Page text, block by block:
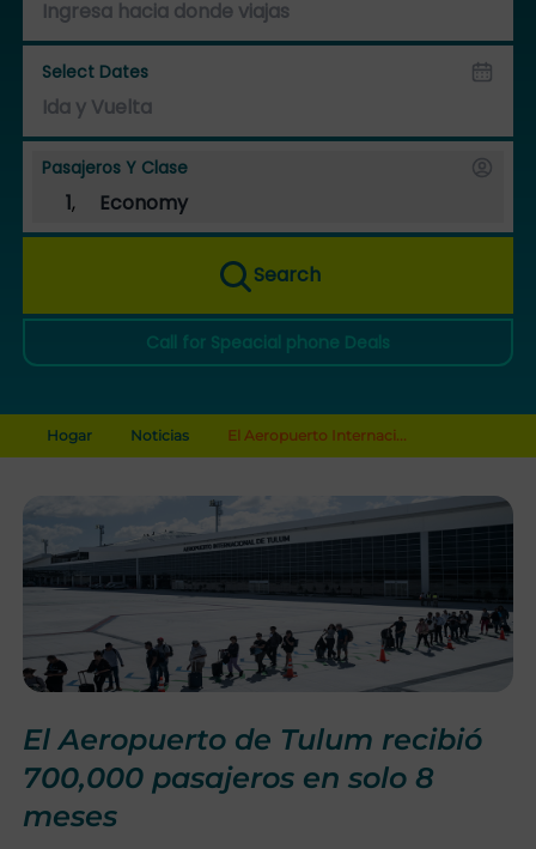
Select Dates
Pasajeros Y Clase
1, Economy
Search
Call for Speacial phone Deals
Hogar Noticias El Aeropuerto Internaci...
El Aeropuerto de Tulum recibió
700,000 pasajeros en solo 8
meses